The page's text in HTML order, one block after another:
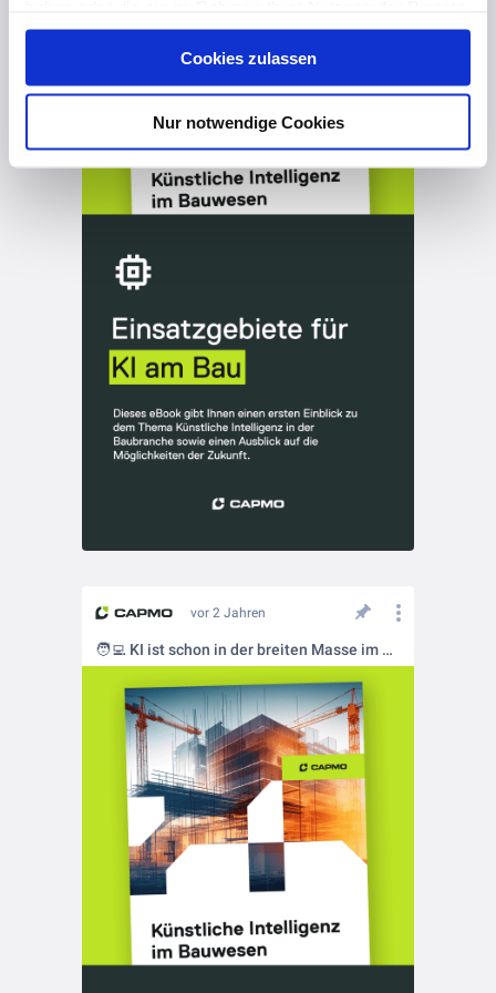
gesammelt haben. Hier finden Sie Informationen zum
und unserImpressum.
Cookies zulassen
Nur notwendige Cookies
vor 2 Jahren
🧑‍💻 KI ist schon in der breiten Masse im Einsatz. Doch wie sieht es in der Bauindustrie aus?